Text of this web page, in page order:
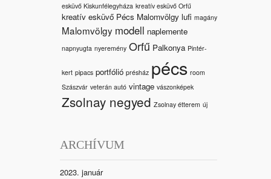
esküvő Kiskunfélegyháza kreatív esküvő Orfű
kreatív esküvő Pécs Malomvölgy lufi magány
Malomvölgy modell naplemente
napnyugta nyeremény Orfű Palkonya Pintér-
kert pipacs portfólió présház pécs room
Szászvár veterán autó vintage vászonképek
Zsolnay negyed Zsolnay étterem új
ARCHÍVUM
2023. január